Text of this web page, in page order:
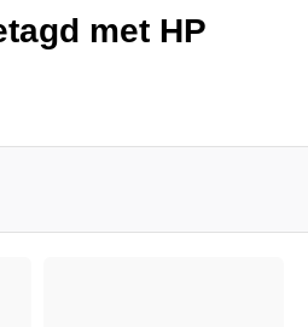
met HP